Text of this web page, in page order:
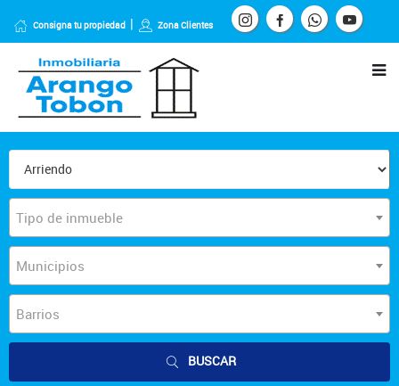
Consigna tu propiedad Zona Clientes
Tipo de inmueble
Municipios
Barrios
BUSCAR